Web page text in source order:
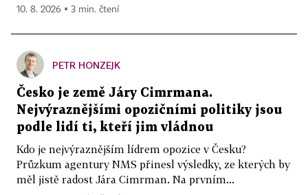
10. 8. 2026 ▪ 3 min. čtení
PETR HONZEJK
Česko je země Járy Cimrmana.
Nejvýraznějšími opozičními politiky jsou
podle lidí ti, kteří jim vládnou
Kdo je nejvýraznějším lídrem opozice v Česku?
Průzkum agentury NMS přinesl výsledky, ze kterých by
měl jistě radost Jára Cimrman. Na prvním...